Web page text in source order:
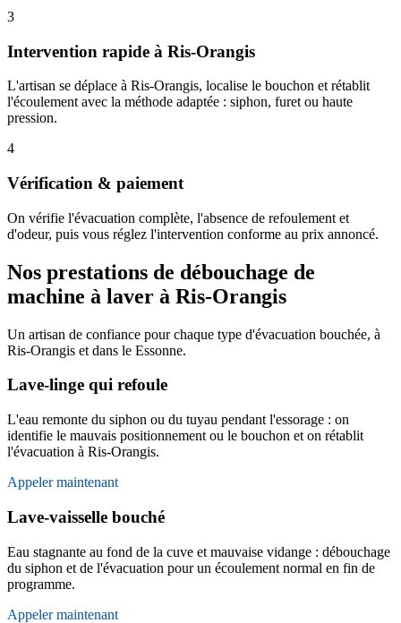
3
Intervention rapide à Ris-Orangis
L'artisan se déplace à Ris-Orangis, localise le bouchon et rétablit
l'écoulement avec la méthode adaptée : siphon, furet ou haute
pression.
4
Vérification & paiement
On vérifie l'évacuation complète, l'absence de refoulement et
d'odeur, puis vous réglez l'intervention conforme au prix annoncé.
Nos prestations de débouchage de
machine à laver à Ris-Orangis
Un artisan de confiance pour chaque type d'évacuation bouchée, à
Ris-Orangis et dans le Essonne.
Lave-linge qui refoule
L'eau remonte du siphon ou du tuyau pendant l'essorage : on
identifie le mauvais positionnement ou le bouchon et on rétablit
l'évacuation à Ris-Orangis.
Appeler maintenant
Lave-vaisselle bouché
Eau stagnante au fond de la cuve et mauvaise vidange : débouchage
du siphon et de l'évacuation pour un écoulement normal en fin de
programme.
Appeler maintenant